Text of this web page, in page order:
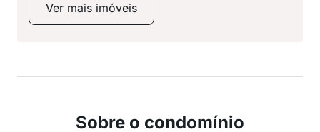
Ver mais imóveis
Sobre o condomínio